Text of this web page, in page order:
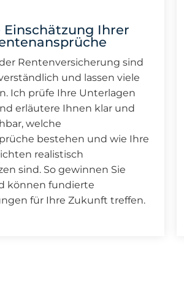
Einschätzung Ihrer
Rentenversicherung sind
und lassen viele
Ich prüfe Ihre Unterlagen
erläutere Ihnen klar und
welche
bestehen und wie Ihre
realistisch
sind. So gewinnen Sie
können fundierte
für Ihre Zukunft treffen.